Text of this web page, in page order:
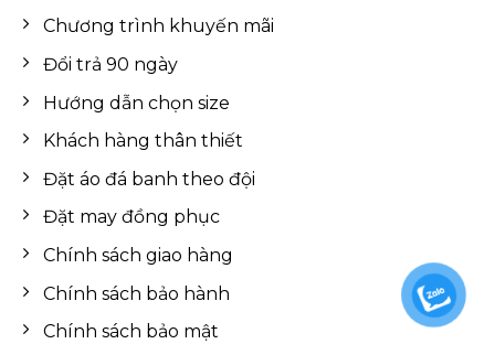
Chương trình khuyến mãi
Đổi trả 90 ngày
Hướng dẫn chọn size
Khách hàng thân thiết
Đặt áo đá banh theo đội
Đặt may đồng phục
Chính sách giao hàng
Chính sách bảo hành
Chính sách bảo mật